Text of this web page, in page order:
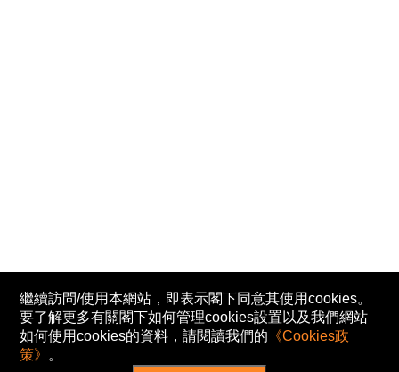
繼續訪問/使用本網站，即表示閣下同意其使用cookies。
要了解更多有關閣下如何管理cookies設置以及我們網站
如何使用cookies的資料，請閱讀我們的 《Cookies政
策》 。